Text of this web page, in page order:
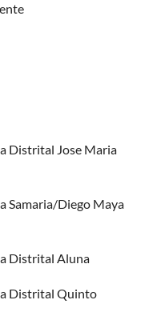
Distrital Jose Maria
Samaria/Diego Maya
Distrital Aluna
Distrital Quinto